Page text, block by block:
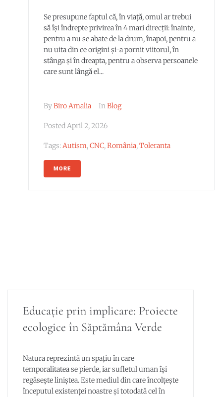
Se presupune faptul că, în viață, omul ar trebui
să își îndrepte privirea în 4 mari direcții: înainte,
pentru a nu se abate de la drum, înapoi, pentru a
nu uita din ce origini și-a pornit viitorul, în
stânga și în dreapta, pentru a observa persoanele
care sunt lângă el...
ByBiro Amalia InBlog
PostedApril 2, 2026
Tags:Autism,CNC,România,Toleranta
MORE
Educație prin implicare: Proiecte
ecologice în Săptămâna Verde
Natura reprezintă un spațiu în care
temporalitatea se pierde, iar sufletul uman își
regăsește liniștea. Este mediul din care încolțește
începutul existenței noastre și totodată cel în